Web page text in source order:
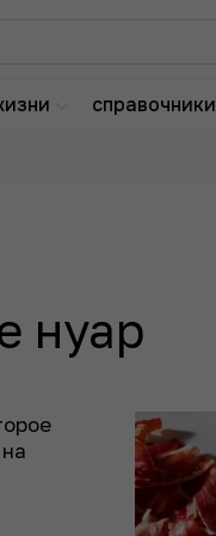
справочники
нуар